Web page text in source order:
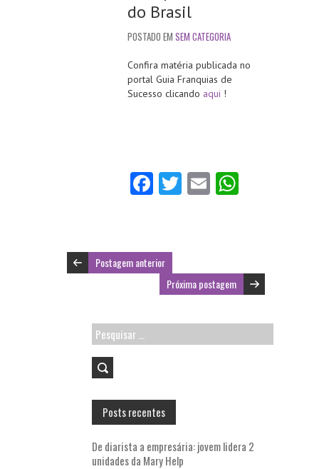
do Brasil
POSTADO EM SEM CATEGORIA
Confira matéria publicada no
portal Guia Franquias de
Sucesso clicando aqui !
Fa
o
o
k
T E
p
p
Postagem anterior
Próxima postagem
Pesquisar
por:
Posts recentes
De diarista a empresária: jovem lidera 2
unidades da Mary Help